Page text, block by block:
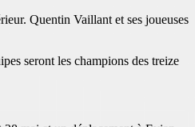
Quentin Vaillant et ses joueuses
seront les champions des treize